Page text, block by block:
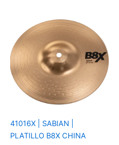
41016X | SABIAN |
PLATILLO B8X CHINA